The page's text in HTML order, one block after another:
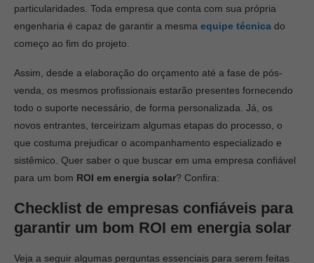
particularidades. Toda empresa que conta com sua própria
engenharia é capaz de garantir a mesma equipe técnica do
começo ao fim do projeto.
Assim, desde a elaboração do orçamento até a fase de pós-
venda, os mesmos profissionais estarão presentes fornecendo
todo o suporte necessário, de forma personalizada. Já, os
novos entrantes, terceirizam algumas etapas do processo, o
que costuma prejudicar o acompanhamento especializado e
sistêmico. Quer saber o que buscar em uma empresa confiável
para um bom ROI em energia solar? Confira:
Checklist de empresas confiáveis para
garantir um bom ROI em energia solar
Veja a seguir algumas perguntas essenciais para serem feitas